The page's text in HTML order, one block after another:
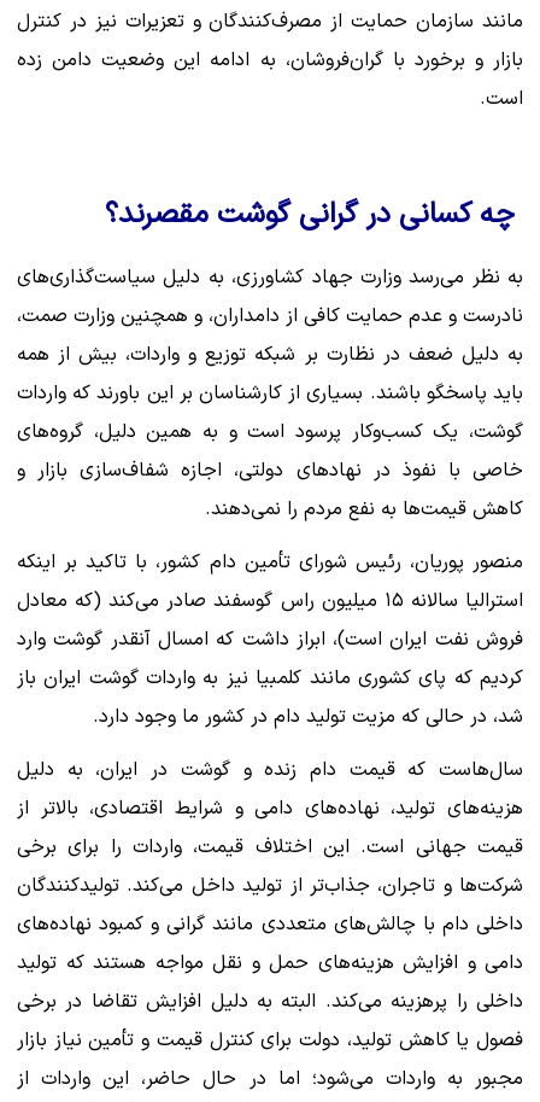
مانند سازمان حمایت از مصرف‌کنندگان و تعزیرات نیز در کنترل
بازار و برخورد با گران‌فروشان، به ادامه این وضعیت دامن زده
است.
چه کسانی در گرانی گوشت مقصرند؟
به نظر می‌رسد وزارت جهاد کشاورزی، به دلیل سیاست‌گذاری‌های
نادرست و عدم حمایت کافی از دامداران، و همچنین وزارت صمت،
به دلیل ضعف در نظارت بر شبکه توزیع و واردات، بیش از همه
باید پاسخگو باشند. بسیاری از کارشناسان بر این باورند که واردات
گوشت، یک کسب‌وکار پرسود است و به همین دلیل، گروه‌های
خاصی با نفوذ در نهادهای دولتی، اجازه شفاف‌سازی بازار و
کاهش قیمت‌ها به نفع مردم را نمی‌دهند.
منصور پوریان، رئیس شورای تأمین دام کشور، با تاکید بر اینکه
استرالیا سالانه ۱۵ میلیون راس گوسفند صادر می‌کند (که معادل
فروش نفت ایران است)، ابراز داشت که امسال آنقدر گوشت وارد
کردیم که پای کشوری مانند کلمبیا نیز به واردات گوشت ایران باز
شد، در حالی که مزیت تولید دام در کشور ما وجود دارد.
سال‌هاست که قیمت دام زنده و گوشت در ایران، به دلیل
هزینه‌های تولید، نهاده‌های دامی و شرایط اقتصادی، بالاتر از
قیمت جهانی است. این اختلاف قیمت، واردات را برای برخی
شرکت‌ها و تاجران، جذاب‌تر از تولید داخل می‌کند. تولیدکنندگان
داخلی دام با چالش‌های متعددی مانند گرانی و کمبود نهاده‌های
دامی و افزایش هزینه‌های حمل و نقل مواجه هستند که تولید
داخلی را پرهزینه می‌کند. البته به دلیل افزایش تقاضا در برخی
فصول یا کاهش تولید، دولت برای کنترل قیمت و تأمین نیاز بازار
مجبور به واردات می‌شود؛ اما در حال حاضر، این واردات از